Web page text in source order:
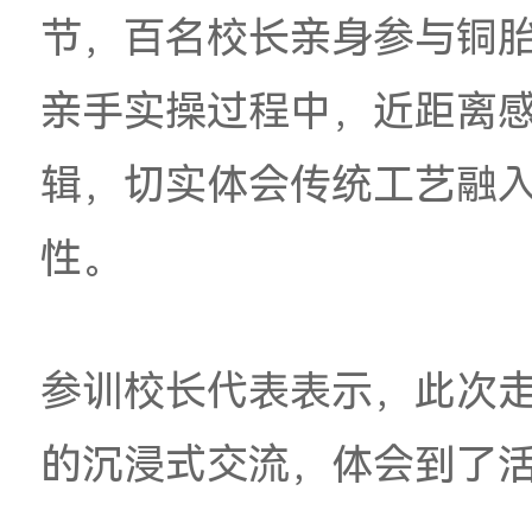
思路。
学院工艺教研室李瀛
作坊。课堂上，李瀛
入点，梳理了广珐琅
特征，讲解了岭南传